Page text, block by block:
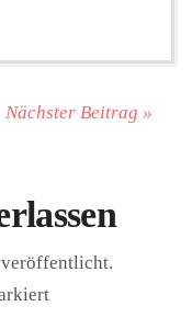
Nächster Beitrag »